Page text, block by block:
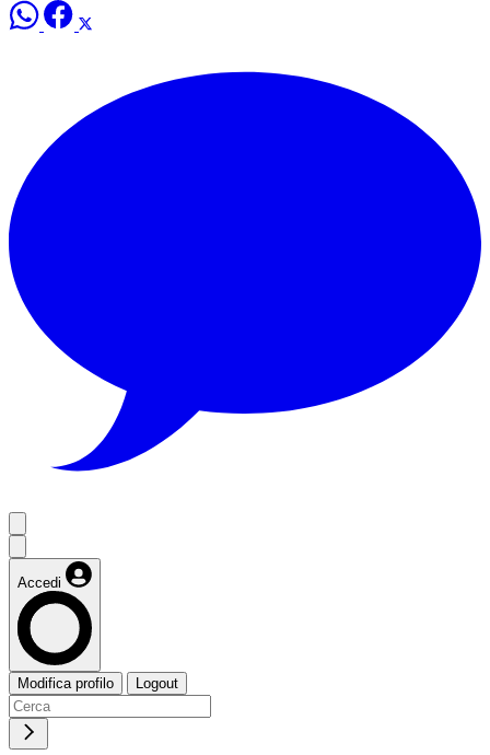
Accedi
Modifica profilo Logout